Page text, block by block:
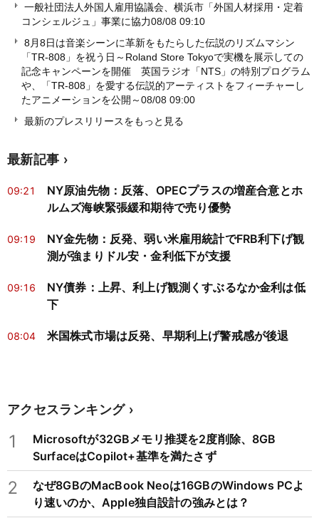
一般社団法人外国人雇用協議会、横浜市「外国人材採用・定着
コンシェルジュ」事業に協力08/08 09:10
8月8日は音楽シーンに革新をもたらした伝説のリズムマシン
「TR-808」を祝う日～Roland Store Tokyoで実機を展示しての
記念キャンペーンを開催 英国ラジオ「NTS」の特別プログラム
や、「TR-808」を愛する伝説的アーティストをフィーチャーし
たアニメーションを公開～08/08 09:00
最新のプレスリリースをもっと見る
最新記事
09:21
NY原油先物：反落、OPECプラスの増産合意とホ
ルムズ海峡緊張緩和期待で売り優勢
09:19
NY金先物：反発、弱い米雇用統計でFRB利下げ観
測が強まりドル安・金利低下が支援
09:16
NY債券：上昇、利上げ観測くすぶるなか金利は低
下
08:04 米国株式市場は反発、早期利上げ警戒感が後退
アクセスランキング
1
Microsoftが32GBメモリ推奨を2度削除、8GB
SurfaceはCopilot+基準を満たさず
2
なぜ8GBのMacBook Neoは16GBのWindows PCよ
り速いのか、Apple独自設計の強みとは？